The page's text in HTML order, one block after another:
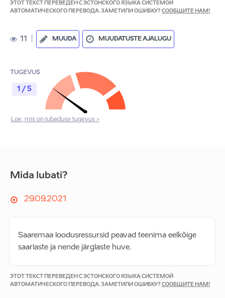
ЭТОТ ТЕКСТ ПЕРЕВЕДЕН С ЭСТОНСКОГО ЯЗЫКА СИСТЕМОЙ
АВТОМАТИЧЕСКОГО ПЕРЕВОДА. ЗАМЕТИЛИ ОШИБКУ? СООБЩИТЕ НАМ!
11 MUUDA MUUDATUSTE AJALUGU
TUGEVUS
1 / 5
Loe, mis on lubaduse tugevus >
Mida lubati?
29.09.2021
Saaremaa loodusressursid peavad teenima eelkõige
saarlaste ja nende järglaste huve.
ЭТОТ ТЕКСТ ПЕРЕВЕДЕН С ЭСТОНСКОГО ЯЗЫКА СИСТЕМОЙ
АВТОМАТИЧЕСКОГО ПЕРЕВОДА. ЗАМЕТИЛИ ОШИБКУ? СООБЩИТЕ НАМ!